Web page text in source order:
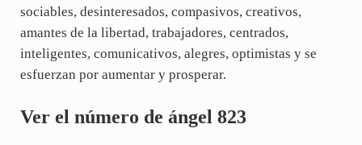
sociables, desinteresados, compasivos, creativos,
amantes de la libertad, trabajadores, centrados,
inteligentes, comunicativos, alegres, optimistas y se
esfuerzan por aumentar y prosperar.
Ver el número de ángel 823